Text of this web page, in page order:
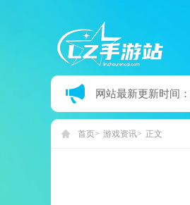
网站最新更新时间：
首页 游戏资讯 正文